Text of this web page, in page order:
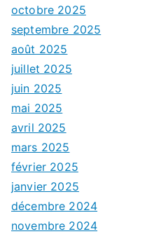
octobre 2025
septembre 2025
août 2025
juillet 2025
juin 2025
mai 2025
avril 2025
mars 2025
février 2025
janvier 2025
décembre 2024
novembre 2024